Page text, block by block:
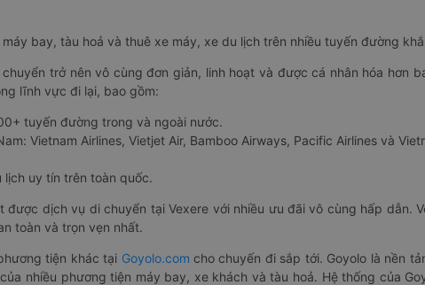
bay, tàu hoả và thuê xe máy, xe du lịch trên nhiều tuyến đường
trở nên vô cùng đơn giản, linh hoạt và được cá nhân hóa hơn
lĩnh vực đi lại, bao gồm:
tuyến đường trong và ngoài nước.
Vietnam Airlines, Vietjet Air, Bamboo Airways, Pacific Airlines và
lịch uy tín trên toàn quốc.
dịch vụ di chuyển tại Vexere với nhiều ưu đãi vô cùng hấp dẫn.
toàn và trọn vẹn nhất.
tiện khác tại Goyolo.com cho chuyến đi sắp tới. Goyolo là nền
nhiều phương tiện máy bay, xe khách và tàu hoả. Hệ thống của